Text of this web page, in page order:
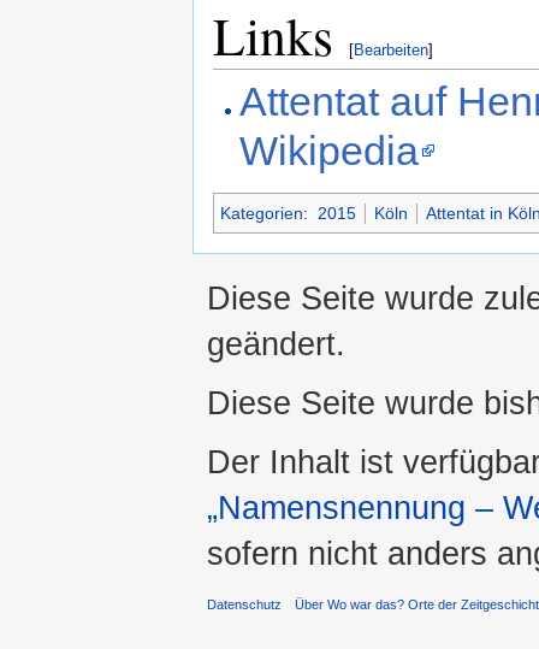
Links [Bearbeiten]
Attentat auf
Wikipedia
Kategorien: 2015 Köln Attentat in
Diese Seite wurde
geändert.
Diese Seite wurde
Der Inhalt ist
„Namensnennung –
sofern nicht anders
Datenschutz Über Wo war das? Orte der